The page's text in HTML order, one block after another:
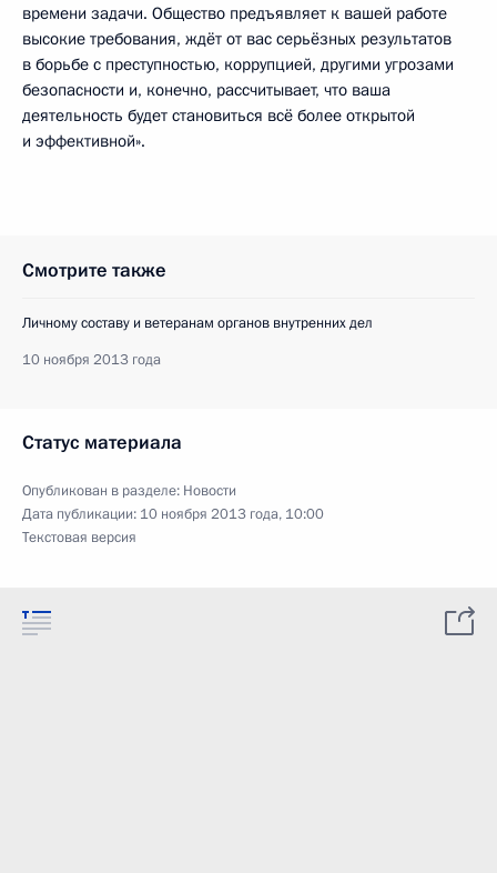
времени задачи. Общество предъявляет к вашей работе
высокие требования, ждёт от вас серьёзных результатов
в борьбе с преступностью, коррупцией, другими угрозами
безопасности и, конечно, рассчитывает, что ваша
деятельность будет становиться всё более открытой
и эффективной».
Смотрите также
Личному составу и ветеранам органов внутренних дел
10 ноября 2013 года
Статус материала
Опубликован в разделе: Новости
Дата публикации: 10 ноября 2013 года, 10:00
Текстовая версия